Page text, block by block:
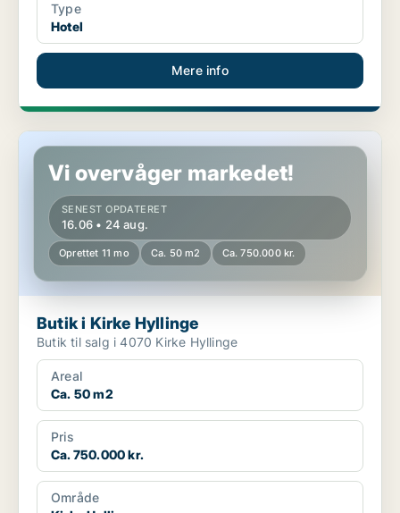
Type
Hotel
Mere info
Butik i Kirke Hyllinge
Vi overvåger markedet!
SENEST OPDATERET
16.06 • 24 aug.
Oprettet 11 mo Ca. 50 m2 Ca. 750.000 kr.
Butik i Kirke Hyllinge
Butik til salg i 4070 Kirke Hyllinge
Areal
Ca. 50 m2
Pris
Ca. 750.000 kr.
Område